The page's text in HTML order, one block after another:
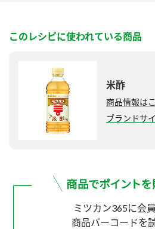
このレシピに使われている商品
米酢
商品情報は
ブランドサ
ミツカン365に会
商品バーコードを